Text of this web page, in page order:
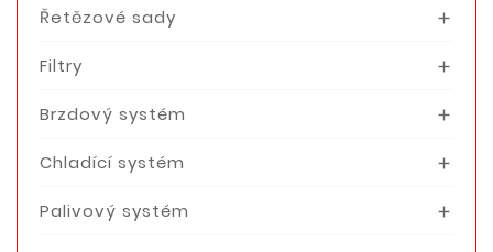
Řetězové sady 
Filtry 
Brzdový systém 
Chladící systém 
Palivový systém 